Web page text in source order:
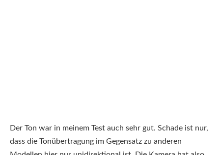
Der Ton war in meinem Test auch sehr gut. Schade ist nur,
dass die Tonübertragung im Gegensatz zu anderen